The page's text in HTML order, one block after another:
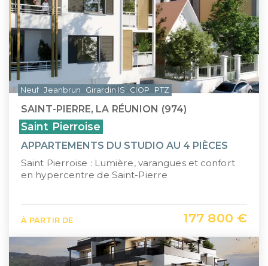
SAINT-PIERRE, LA RÉUNION (974)
Saint Pierroise
APPARTEMENTS DU STUDIO AU 4 PIÈCES
Saint Pierroise : Lumière, varangues et confort
en hypercentre de Saint-Pierre
À PARTIR DE 177 800 €
Neuf Jeanbrun Girardin IS CIOP PTZ